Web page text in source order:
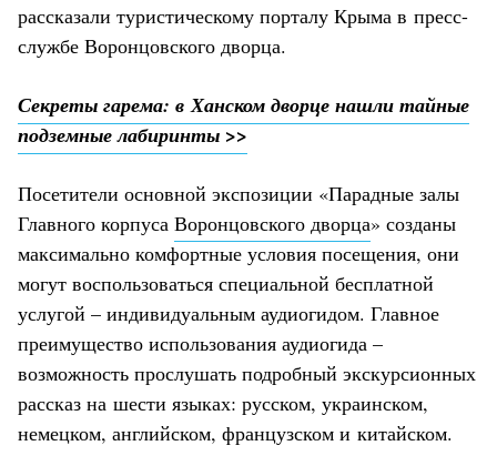
рассказали туристическому порталу Крыма в пресс-
службе Воронцовского дворца.
Секреты гарема: в Ханском дворце нашли тайные
подземные лабиринты >>
Посетители основной экспозиции «Парадные залы
Главного корпуса Воронцовского дворца» созданы
максимально комфортные условия посещения, они
могут воспользоваться специальной бесплатной
услугой – индивидуальным аудиогидом. Главное
преимущество использования аудиогида –
возможность прослушать подробный экскурсионных
рассказ на шести языках: русском, украинском,
немецком, английском, французском и китайском.